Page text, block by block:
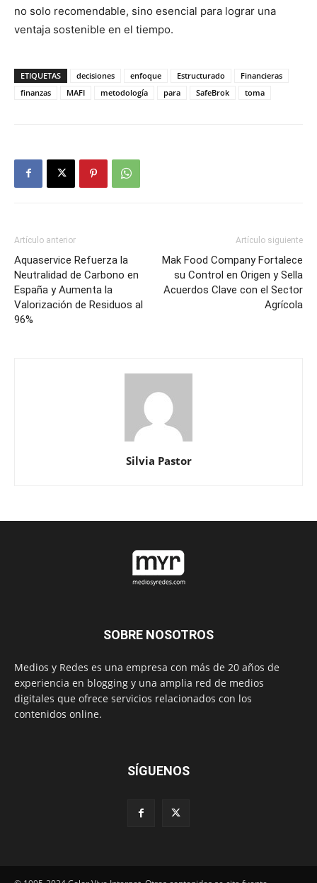
no solo recomendable, sino esencial para lograr una
ventaja sostenible en el tiempo.
ETIQUETAS decisiones enfoque Estructurado
Financieras
finanzas
MAFI metodología para SafeBrok toma
Artículo anterior
Aquaservice Refuerza la
Neutralidad de Carbono en
España y Aumenta la
Valorización de Residuos al
96%
Artículo siguiente
Mak Food Company Fortalece
su Control en Origen y Sella
Acuerdos Clave con el Sector
Agrícola
Silvia Pastor
SOBRE NOSOTROS
Medios y Redes es una empresa con más de 20 años de
experiencia en blogging y una amplia red de medios
digitales que ofrece servicios relacionados con los
contenidos online.
SÍGUENOS